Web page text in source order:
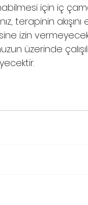
için iç
terapinin
izin vermeyecek
üzerinde